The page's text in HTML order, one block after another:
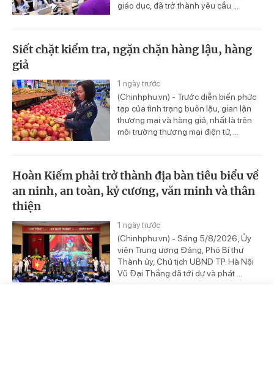
giáo dục, đã trở thành yêu cầu ...
Siết chặt kiểm tra, ngặn chặn hàng lậu, hàng
giả
1 ngày trước
(Chinhphu.vn) - Trước diễn biến phức
tạp của tình trạng buôn lậu, gian lận
thương mại và hàng giả, nhất là trên
môi trường thương mại điện tử, ...
Hoàn Kiếm phải trở thành địa bàn tiêu biểu về
an ninh, an toàn, kỷ cương, văn minh và thân
thiện
1 ngày trước
(Chinhphu.vn) - Sáng 5/8/2026, Ủy
viên Trung ương Đảng, Phó Bí thư
Thành ủy, Chủ tịch UBND TP. Hà Nội
Vũ Đại Thắng đã tới dự và phát ...